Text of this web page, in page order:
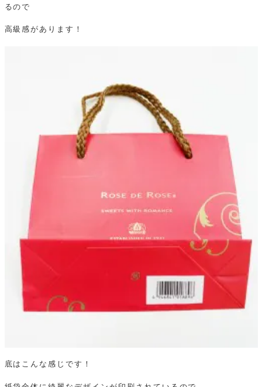
るので
高級感があります！
底はこんな感じです！